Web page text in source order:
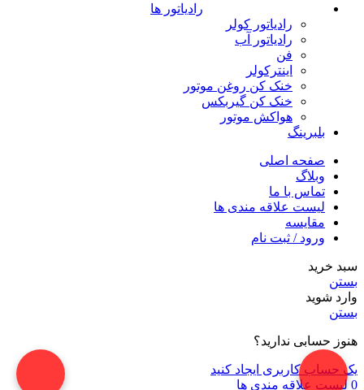
رادیاتور ها
رادیاتور کولر
رادیاتور آب
فن
اینترکولر
خنک کن روغن موتور
خنک کن گیربکس
هواکش موتور
بلبرینگ
صفحه اصلی
وبلاگ
تماس با ما
لیست علاقه مندی ها
مقایسه
ورود / ثبت نام
سبد خرید
بستن
وارد شوید
بستن
هنوز حسابی ندارید؟
یک حساب کاربری ایجاد کنید
0 لیست علاقه مندی ها